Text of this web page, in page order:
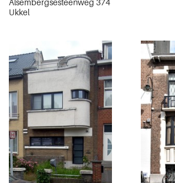
Alsembergsesteenweg 374
Ukkel